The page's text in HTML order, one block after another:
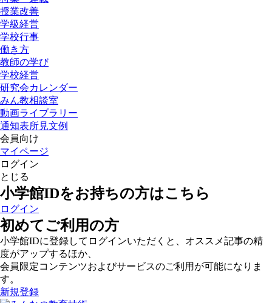
授業改善
学級経営
学校行事
働き方
教師の学び
学校経営
研究会カレンダー
みん教相談室
動画ライブラリー
通知表所見文例
会員向け
マイページ
ログイン
とじる
小学館IDをお持ちの方はこちら
ログイン
初めてご利用の方
小学館IDに登録してログインいただくと、オススメ記事の精
度がアップするほか、
会員限定コンテンツおよびサービスのご利用が可能になりま
す。
新規登録